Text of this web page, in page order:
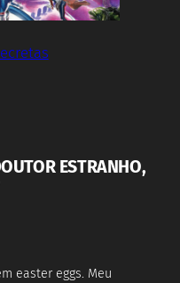
ESTRANHO,
easter eggs. Meu